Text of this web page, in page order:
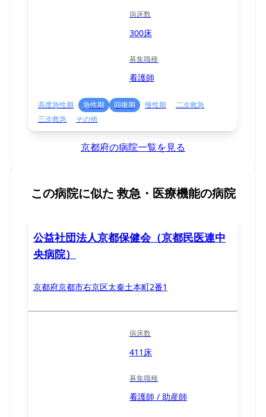
病床数
300床
募集職種
看護師
高度急性期 急性期 回復期 慢性期
二次救急
三次救急
その他
京都府の病院一覧を見る
この病院に似た 救急・医療機能の病院
公益社団法人京都保健会（京都民医連中
央病院）
京都府京都市右京区太秦土本町2番1
病床数
411床
募集職種
看護師 / 助産師